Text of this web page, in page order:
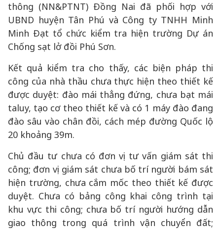
thông (NN&PTNT) Đồng Nai đã phối hợp với
UBND huyện Tân Phú và Công ty TNHH Minh
Minh Đạt tổ chức kiểm tra hiện trường Dự án
Chống sạt lở đồi Phú Sơn.
Kết quả kiểm tra cho thấy, các biện pháp thi
công của nhà thầu chưa thực hiện theo thiết kế
được duyệt: đào mái thẳng đứng, chưa bạt mái
taluy, tạo cơ theo thiết kế và có 1 máy đào đang
đào sâu vào chân đồi, cách mép đường Quốc lộ
20 khoảng 39m.
Chủ đầu tư chưa có đơn vị tư vấn giám sát thi
công; đơn vị giám sát chưa bố trí người bám sát
hiện trường, chưa cắm mốc theo thiết kế được
duyệt. Chưa có bảng công khai công trình tại
khu vực thi công; chưa bố trí người hướng dẫn
giao thông trong quá trình vận chuyển đất;